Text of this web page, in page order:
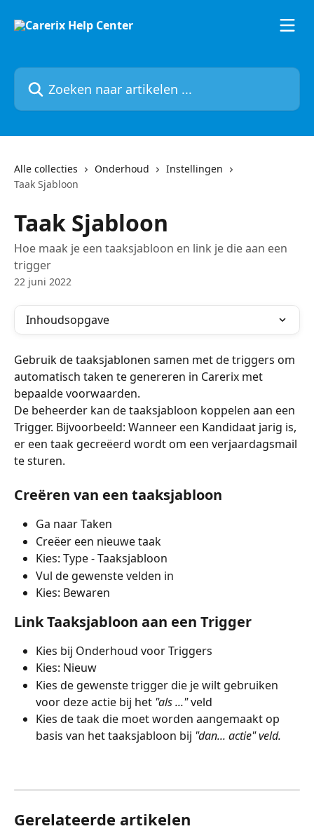
Zoeken naar artikelen ...
Alle collecties Onderhoud
Instellingen
Taak Sjabloon
Taak Sjabloon
Hoe maak je een taaksjabloon en link je die aan een
trigger
22 juni 2022
Inhoudsopgave
Gebruik de taaksjablonen samen met de triggers om
automatisch taken te genereren in Carerix met
bepaalde voorwaarden.
De beheerder kan de taaksjabloon koppelen aan een
Trigger. Bijvoorbeeld: Wanneer een Kandidaat jarig is,
er een taak gecreëerd wordt om een verjaardagsmail
te sturen.
Creëren van een taaksjabloon
Ga naar Taken
Creëer een nieuwe taak
Kies: Type - Taaksjabloon
Vul de gewenste velden in
Kies: Bewaren
Link Taaksjabloon aan een Trigger
Kies bij Onderhoud voor Triggers
Kies: Nieuw
Kies de gewenste trigger die je wilt gebruiken
voor deze actie bij het "als ..." veld
Kies de taak die moet worden aangemaakt op
basis van het taaksjabloon bij "dan... actie" veld.
Gerelateerde artikelen